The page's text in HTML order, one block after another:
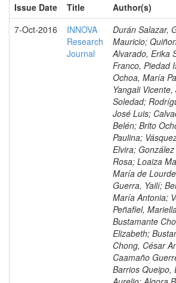
Issue Date
Title Author(s)
7-Oct-2016
INNOVA
Research
Journal
Durán Salazar,
Mauricio;
Alvarado, Erika
Franco, Piedad
Ochoa, María
Yangali Vicente,
Soledad;
José Luis;
Belén; Brito
Paulina;
Elvira;
Rosa; Loaiza
María de
Guerra, Yailí;
María Antonia;
Peñafiel,
Bustamante
Elizabeth;
Chong, César
Caamaño
Barrios Queipo,